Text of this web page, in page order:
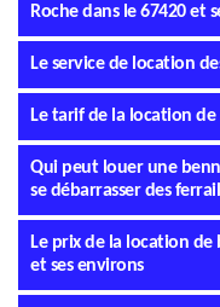
Roche dans le 67420 et
Le service de location
Le tarif de la location de
Qui peut louer une
se débarrasser des
Le prix de la location de
et ses environs